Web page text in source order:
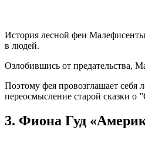
История лесной феи
в людей.
Озлобившись от предательства,
Поэтому фея провозглашает себя
переосмысление старой сказки о
3. Фиона Гуд